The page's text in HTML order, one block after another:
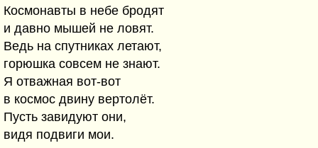
Космонавты в небе бродят
и давно мышей не ловят.
Ведь на спутниках летают,
горюшка совсем не знают.
Я отважная вот-вот
в космос двину вертолёт.
Пусть завидуют они,
видя подвиги мои.